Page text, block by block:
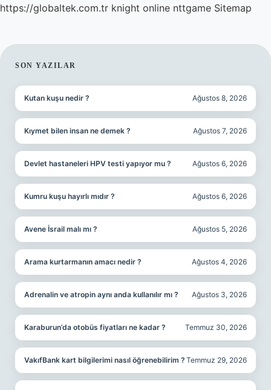
https://globaltek.com.tr knight online nttgame Sitemap
SIDEBAR
SON YAZILAR
Kutan kuşu nedir ? Ağustos 8, 2026
Kıymet bilen insan ne demek ? Ağustos 7, 2026
Devlet hastaneleri HPV testi yapıyor mu ? Ağustos 6, 2026
Kumru kuşu hayırlı mıdır ? Ağustos 6, 2026
Avene İsrail malı mı ? Ağustos 5, 2026
Arama kurtarmanın amacı nedir ? Ağustos 4, 2026
Adrenalin ve atropin aynı anda kullanılır mı ? Ağustos 3, 2026
Karaburun’da otobüs fiyatları ne kadar ? Temmuz 30, 2026
VakıfBank kart bilgilerimi nasıl öğrenebilirim ? Temmuz 29, 2026